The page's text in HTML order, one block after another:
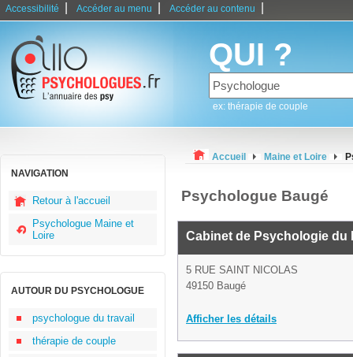
Accessibilité Accéder au menu Accéder au contenu
QUI ?
ex: thérapie de couple
NAVIGATION
Retour à l'accueil
Psychologue Maine et
Loire
AUTOUR DU PSYCHOLOGUE
psychologue du travail
thérapie de couple
Accueil Maine et Loire
Psychologue Baugé
Cabinet de Psychologie du
5 RUE SAINT NICOLAS
49150 Baugé
Afficher les détails